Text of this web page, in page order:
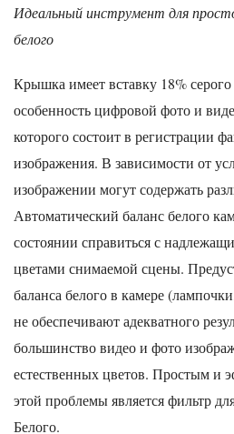
Идеальный инструмент для
белого
Крышка имеет вставку 18% серого
особенность цифровой фото и
которого состоит в регистрации
изображения. В зависимости от
изображении могут содержать
Автоматический баланс белого
состоянии справиться с
цветами снимаемой сцены.
баланса белого в камере
не обеспечивают адекватного
большинство видео и фото
естественных цветов. Простым и
этой проблемы является фильтр
Белого.